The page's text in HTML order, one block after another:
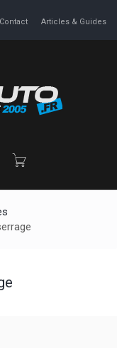
Contact Articles & Guides